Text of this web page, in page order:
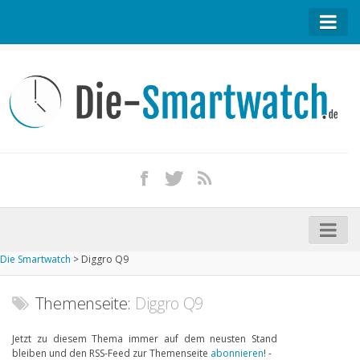
Kontakt / Tipp geben
Impressum
iPhone kaufen
Startseite
Aktuelle Smartwatches im Test
Die Smartwatch > Diggro Q9
Themenseite: Diggro Q9
Jetzt zu diesem Thema immer auf dem neusten Stand
bleiben und den RSS-Feed zur Themenseite abonnieren! -